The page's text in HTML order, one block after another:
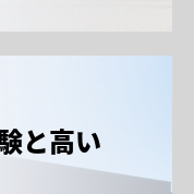
と高い